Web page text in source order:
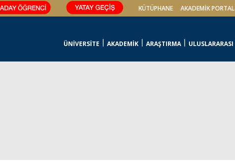
KÜTÜPHANE AKADEMİK PORTAL
ÜNİVERSİTE AKADEMİK ARAŞTIRMA ULUSLARARASI